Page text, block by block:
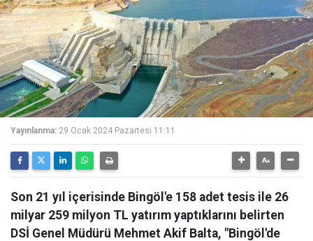
Yayınlanma: 29 Ocak 2024 Pazartesi 11:11
Son 21 yıl içerisinde Bingöl'e 158 adet tesis ile 26
milyar 259 milyon TL yatırım yaptıklarını belirten
DSİ Genel Müdürü Mehmet Akif Balta, "Bingöl'de